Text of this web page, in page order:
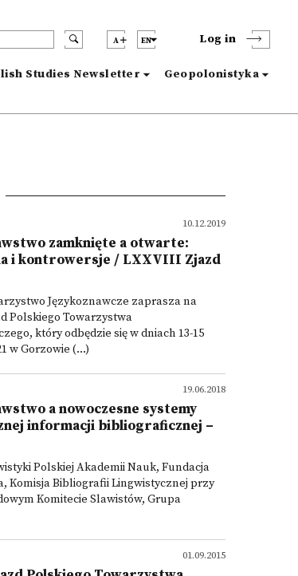
A EN Log in
Studies Newsletter Geopolonistyka
10.12.2019
zamknięte a otwarte:
i kontrowersje / LXXVIII Zjazd
Językoznawcze zaprasza na
Polskiego Towarzystwa
który odbędzie się w dniach 13-15
w Gorzowie (...)
19.06.2018
a nowoczesne systemy
informacji bibliograficznej –
Polskiej Akademii Nauk, Fundacja
Komisja Bibliografii Lingwistycznej przy
Komitecie Slawistów, Grupa
01.09.2015